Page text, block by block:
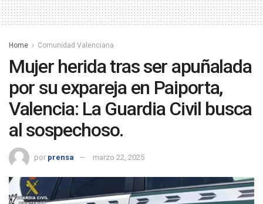
Home Comunidad Valenciana
Mujer herida tras ser apuñalada
por su expareja en Paiporta,
Valencia: La Guardia Civil busca
al sospechoso.
por prensa marzo 22, 2025